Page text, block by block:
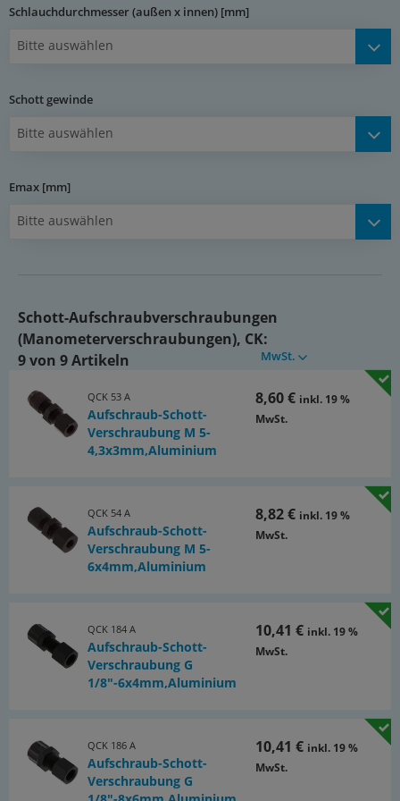
Schlauchdurchmesser (außen x innen) [mm]
Bitte auswählen
Schott gewinde
Bitte auswählen
Emax [mm]
Bitte auswählen
Schott-Aufschraubverschraubungen
(Manometerverschraubungen), CK:
9 von 9 Artikeln
MwSt.
QCK 53 A
Aufschraub-Schott-
Verschraubung M 5-
4,3x3mm,Aluminium
8,60 € inkl. 19 %
MwSt.
QCK 54 A
Aufschraub-Schott-
Verschraubung M 5-
6x4mm,Aluminium
8,82 € inkl. 19 %
MwSt.
QCK 184 A
Aufschraub-Schott-
Verschraubung G
1/8"-6x4mm,Aluminium
10,41 € inkl. 19 %
MwSt.
QCK 186 A
Aufschraub-Schott-
Verschraubung G
10,41 € inkl. 19 %
MwSt.